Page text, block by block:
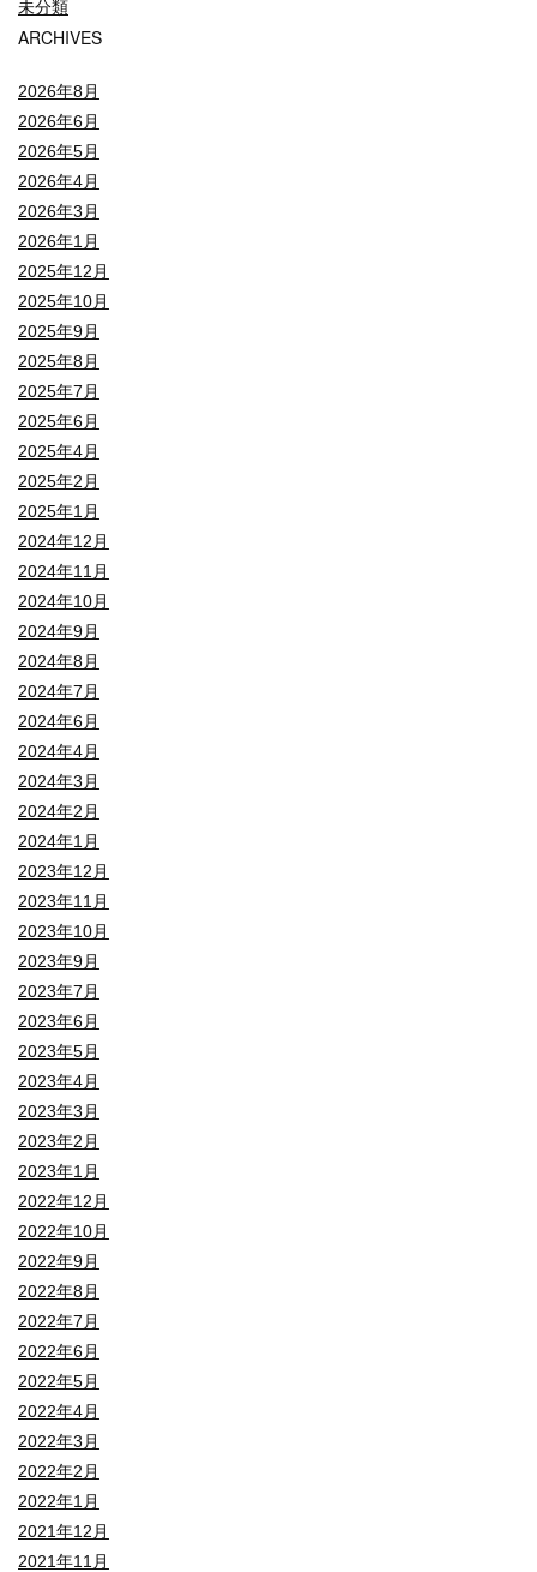
未分類
ARCHIVES
2026年8月
2026年6月
2026年5月
2026年4月
2026年3月
2026年1月
2025年12月
2025年10月
2025年9月
2025年8月
2025年7月
2025年6月
2025年4月
2025年2月
2025年1月
2024年12月
2024年11月
2024年10月
2024年9月
2024年8月
2024年7月
2024年6月
2024年4月
2024年3月
2024年2月
2024年1月
2023年12月
2023年11月
2023年10月
2023年9月
2023年7月
2023年6月
2023年5月
2023年4月
2023年3月
2023年2月
2023年1月
2022年12月
2022年10月
2022年9月
2022年8月
2022年7月
2022年6月
2022年5月
2022年4月
2022年3月
2022年2月
2022年1月
2021年12月
2021年11月